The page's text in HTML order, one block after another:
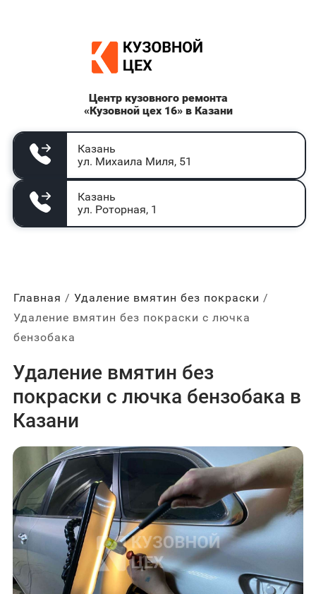
Центр кузовного ремонта
«Кузовной цех 16» в Казани
Казань
ул. Михаила Миля, 51
Казань
ул. Роторная, 1
Главная
Удаление вмятин без покраски
Удаление вмятин без покраски с лючка
бензобака
Удаление вмятин без
покраски с лючка бензобака в
Казани